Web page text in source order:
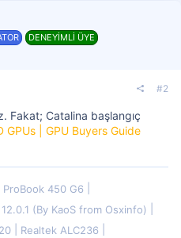
DENEYİMLİ ÜYE
#2
Fakat; Catalina başlangıç
GPUs | GPU Buyers Guide
ProBook 450 G6
(By KaoS from Osxinfo)
Realtek ALC236